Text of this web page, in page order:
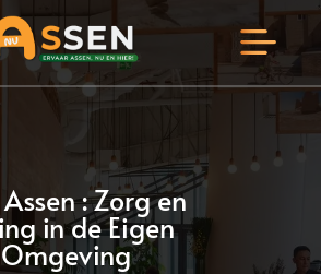
: Zorg en
in de Eigen